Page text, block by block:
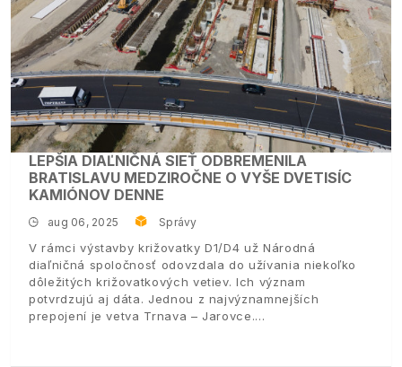
LEPŠIA DIAĽNIČNÁ SIEŤ ODBREMENILA
BRATISLAVU MEDZIROČNE O VYŠE DVETISÍC
KAMIÓNOV DENNE
aug 06, 2025 Správy
V rámci výstavby križovatky D1/D4 už Národná
diaľničná spoločnosť odovzdala do užívania niekoľko
dôležitých križovatkových vetiev. Ich význam
potvrdzujú aj dáta. Jednou z najvýznamnejších
prepojení je vetva Trnava – Jarovce.